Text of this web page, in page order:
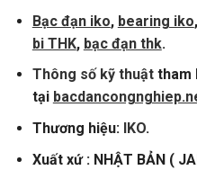
Bạc đạn iko, bearing iko,
bi THK, bạc đạn thk.
Thông số kỹ thuậttham
tại
Thương hiệu: IKO.
Xuất xứ : NHẬT BẢN (